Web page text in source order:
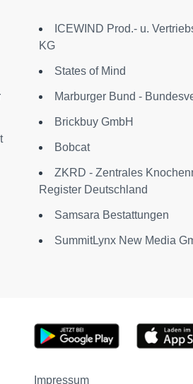
ICEWIND Prod.- u.
KG
States of Mind
Marburger Bund -
Brickbuy GmbH
Bobcat
ZKRD - Zentrales
Register Deutschland
Samsara Bestattungen
SummitLynx New Media
Impressum